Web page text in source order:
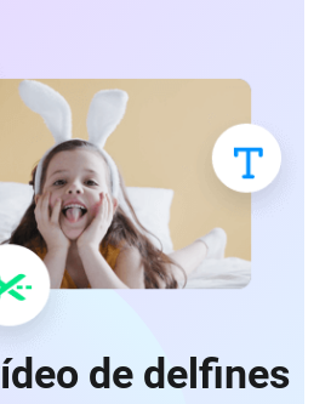
de delfines